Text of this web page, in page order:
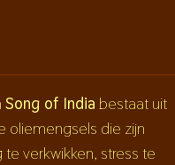
Song of India bestaat uit
oliemengsels die zijn
verkwikken, stress te